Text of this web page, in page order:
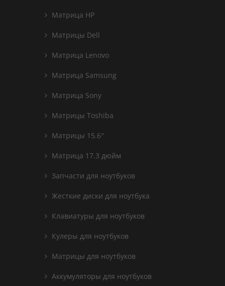
Матрица HP
Матрицы Dell
Матрица Lenovo
Матрица Samsung
Матрица Sony
Матрицы Toshiba
Матрицы 15.6″
Матрица 17.3 дюйм
Запчасти для ноутбуков
Жесткие диски для ноутбука
Клавиатуры для ноутбуков
Кулеры для ноутбуков
Матрицы для ноутбуков
Аккумуляторы для ноутбуков